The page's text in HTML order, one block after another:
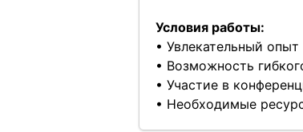
Условия работы:
• Увлекательный
• Возможность
• Участие в
• Необходимые